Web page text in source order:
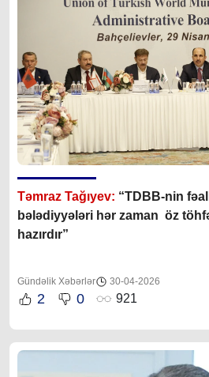
Təmraz Tağıyev: “TDBB-nin
bələdiyyələri hər zaman öz
hazırdır”
Gündəlik Xəbərlər 30-04-2026
2 0 921